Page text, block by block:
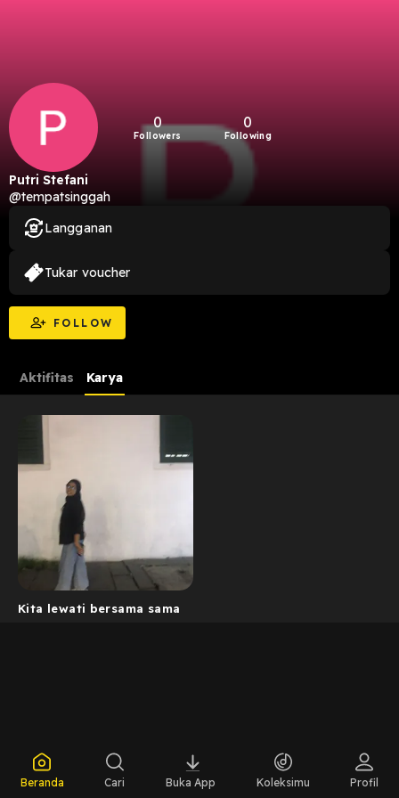
0
Followers
0
Following
Putri Stefani
@tempatsinggah
FOLLOW
Langganan
Tukar voucher
Aktifitas Karya
Kita lewati bersama sama
Beranda Cari Buka App Koleksimu Profil